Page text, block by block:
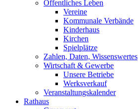
Öffentliches Leben
Vereine
Kommunale Verbände
Kinderhaus
Kirchen
Spielplätze
Zahlen, Daten, Wissenswertes
Wirtschaft & Gewerbe
Unsere Betriebe
Werksverkauf
Veranstaltungskalender
Rathaus